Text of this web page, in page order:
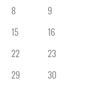
8
9
15
16
22
23
29
30